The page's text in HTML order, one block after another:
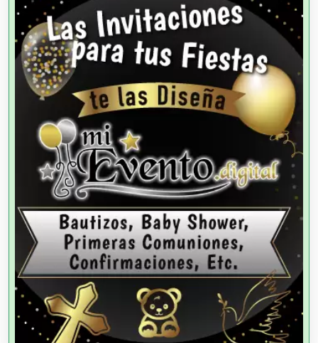
Alarmas
Albercas
Alimentos
Almacenaje
Alquiler de Autos
Alquiler de Equipos para Fiestas
Alquiler de Sillas y Mesas